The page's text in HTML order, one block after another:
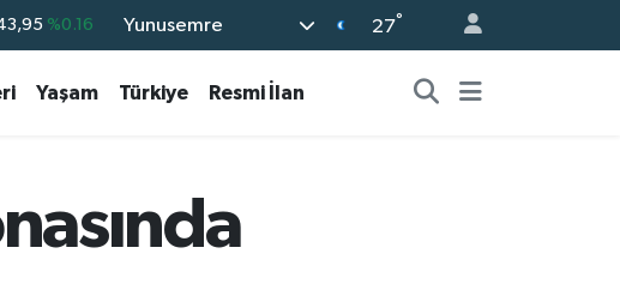
%0
%0.16
Yunusemre 27°
Yaşam Türkiye Resmi İlan